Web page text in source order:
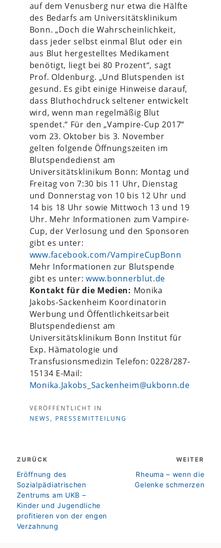
auf dem Venusberg nur etwa die Hälfte
des Bedarfs am Universitätsklinikum
Bonn. „Doch die Wahrscheinlichkeit,
dass jeder selbst einmal Blut oder ein
aus Blut hergestelltes Medikament
benötigt, liegt bei 80 Prozent“, sagt
Prof. Oldenburg. „Und Blutspenden ist
gesund. Es gibt einige Hinweise darauf,
dass Bluthochdruck seltener entwickelt
wird, wenn man regelmäßig Blut
spendet.“ Für den „Vampire-Cup 2017“
vom 23. Oktober bis 3. November
gelten folgende Öffnungszeiten im
Blutspendedienst am
Universitätsklinikum Bonn: Montag und
Freitag von 7:30 bis 11 Uhr, Dienstag
und Donnerstag von 10 bis 12 Uhr und
14 bis 18 Uhr sowie Mittwoch 13 und 19
Uhr. Mehr Informationen zum Vampire-
Cup, der Verlosung und den Sponsoren
gibt es unter:
www.facebook.com/VampireCupBonn
Mehr Informationen zur Blutspende
gibt es unter:www.bonnerblut.de
Kontakt für die Medien: Monika
Jakobs-Sackenheim Koordinatorin
Werbung und Öffentlichkeitsarbeit
Blutspendedienst am
Universitätsklinikum Bonn Institut für
Exp. Hämatologie und
Transfusionsmedizin Telefon: 0228/287-
15134 E-Mail:
Monika.Jakobs_Sackenheim@ukbonn.de
VERÖFFENTLICHT IN
NEWS , PRESSEMITTEILUNG
ZURÜCK
zurück
Eröffnung des
Sozialpädiatrischen
Zentrums am UKB –
Kinder und Jugendliche
profitieren von der engen
Verzahnung
WEITER
weiter
Rheuma – wenn die
Gelenke schmerzen